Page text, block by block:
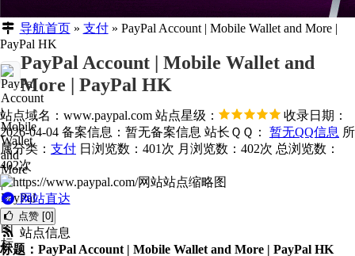
导航首页» 支付» PayPal Account | Mobile Wallet and More |
PayPal HK
PayPal Account | Mobile Wallet and
More | PayPal HK
站点域名：www.paypal.com 站点星级：
收录日期：
2026-04-04 备案信息： 暂无备案信息 站长ＱＱ： 暂无QQ信息 所
属分类： 支付 日浏览数：401次 月浏览数：402次 总浏览数：
402次
网站直达
点赞 [0]
站点信息
标题：PayPal Account | Mobile Wallet and More | PayPal HK